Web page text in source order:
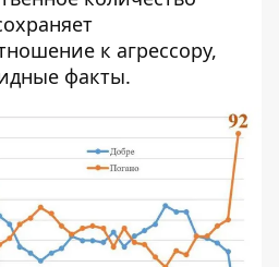
к агрессору,
факты.